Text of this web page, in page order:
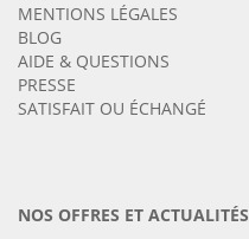
MENTIONS LÉGALES
BLOG
AIDE & QUESTIONS
PRESSE
SATISFAIT OU ÉCHANGÉ
NOS OFFRES ET ACTUALITÉS